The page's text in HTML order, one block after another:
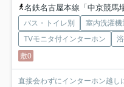
名鉄名古屋本線「中京競馬
バス・トイレ別 室内洗濯機
TVモニタ付インターホン
敷0
直接会わずにインターホン越し